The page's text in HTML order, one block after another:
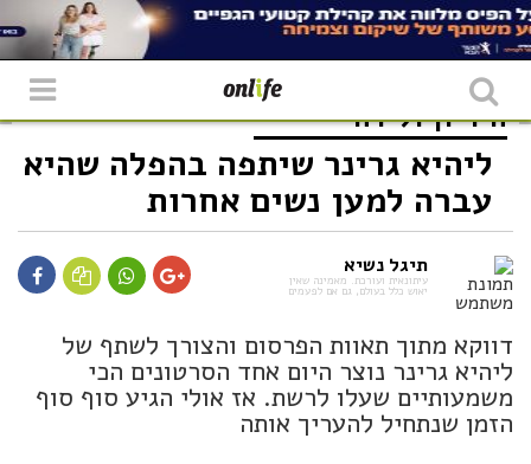
היריון ולידה
ליהיא גרינר שיתפה בהפלה שהיא
עברה למען נשים אחרות
תיגל נשיא
עיתונאית ועורכת. מאמינה שאין
יאוש כלל בעולם, גם אם לפעמים
דווקא מתוך תאוות הפרסום והצורך לשתף של
ליהיא גרינר נוצר היום אחד הסרטונים הכי
משמעותיים שעלו לרשת. אז אולי הגיע סוף סוף
הזמן שנתחיל להעריך אותה